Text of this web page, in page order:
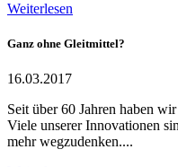
Weiterlesen
Ganz ohne Gleitmittel?
16.03.2017
Seit über 60 Jahren haben
Viele unserer Innovationen
mehr wegzudenken....